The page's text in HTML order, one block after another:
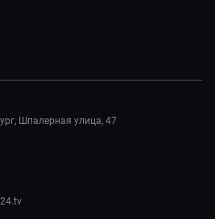
Шпалерная улица, 47